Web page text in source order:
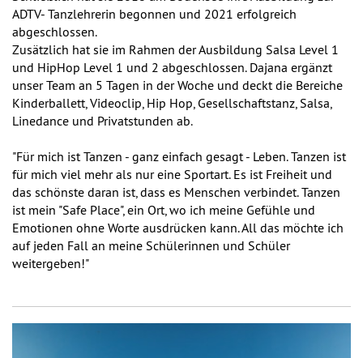
ADTV- Tanzlehrerin begonnen und 2021 erfolgreich
abgeschlossen.
Zusätzlich hat sie im Rahmen der Ausbildung Salsa Level 1
und HipHop Level 1 und 2 abgeschlossen. Dajana ergänzt
unser Team an 5 Tagen in der Woche und deckt die Bereiche
Kinderballett, Videoclip, Hip Hop, Gesellschaftstanz, Salsa,
Linedance und Privatstunden ab.
"Für mich ist Tanzen - ganz einfach gesagt - Leben. Tanzen ist
für mich viel mehr als nur eine Sportart. Es ist Freiheit und
das schönste daran ist, dass es Menschen verbindet. Tanzen
ist mein "Safe Place", ein Ort, wo ich meine Gefühle und
Emotionen ohne Worte ausdrücken kann. All das möchte ich
auf jeden Fall an meine Schülerinnen und Schüler
weitergeben!"